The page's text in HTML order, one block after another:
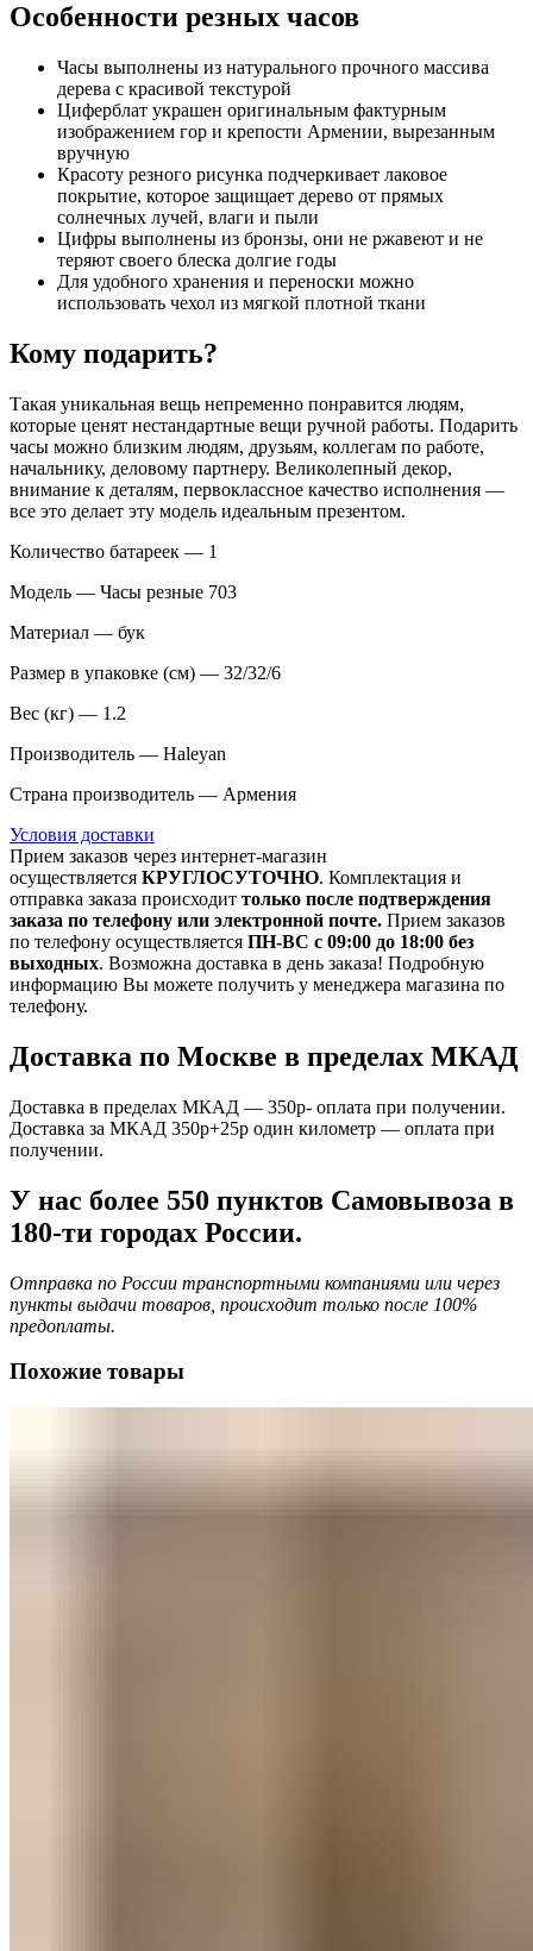
Особенности резных часов
Часы выполнены из натурального прочного массива
дерева с красивой текстурой
Циферблат украшен оригинальным фактурным
изображением гор и крепости Армении, вырезанным
вручную
Красоту резного рисунка подчеркивает лаковое
покрытие, которое защищает дерево от прямых
солнечных лучей, влаги и пыли
Цифры выполнены из бронзы, они не ржавеют и не
теряют своего блеска долгие годы
Для удобного хранения и переноски можно
использовать чехол из мягкой плотной ткани
Кому подарить?
Такая уникальная вещь непременно понравится людям,
которые ценят нестандартные вещи ручной работы. Подарить
часы можно близким людям, друзьям, коллегам по работе,
начальнику, деловому партнеру. Великолепный декор,
внимание к деталям, первоклассное качество исполнения —
все это делает эту модель идеальным презентом.
Количество батареек — 1
Модель — Часы резные 703
Материал — бук
Размер в упаковке (см) — 32/32/6
Вес (кг) — 1.2
Производитель — Haleyan
Страна производитель — Армения
Условия доставки
Прием заказов через интернет-магазин
осуществляется КРУГЛОСУТОЧНО. Комплектация и
отправка заказа происходит только после подтверждения
заказа по телефону или электронной почте. Прием заказов
по телефону осуществляется ПН-ВС с 09:00 до 18:00 без
выходных. Возможна доставка в день заказа! Подробную
информацию Вы можете получить у менеджера магазина по
телефону.
Доставка по Москве в пределах МКАД
Доставка в пределах МКАД — 350р- оплата при получении.
Доставка за МКАД 350р+25р один километр — оплата при
получении.
У нас более 550 пунктов Самовывоза в
180-ти городах России.
Отправка по России транспортными компаниями или через
пункты выдачи товаров, происходит только после 100%
предоплаты.
Похожие товары